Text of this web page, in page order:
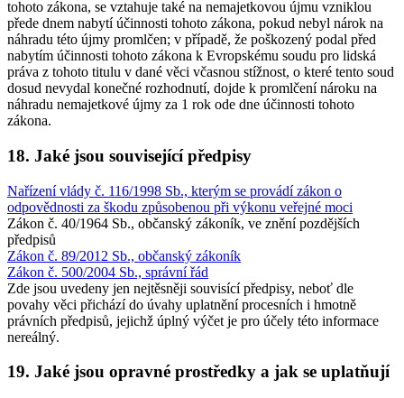
tohoto zákona, se vztahuje také na nemajetkovou újmu vzniklou
přede dnem nabytí účinnosti tohoto zákona, pokud nebyl nárok na
náhradu této újmy promlčen; v případě, že poškozený podal před
nabytím účinnosti tohoto zákona k Evropskému soudu pro lidská
práva z tohoto titulu v dané věci včasnou stížnost, o které tento soud
dosud nevydal konečné rozhodnutí, dojde k promlčení nároku na
náhradu nemajetkové újmy za 1 rok ode dne účinnosti tohoto
zákona.
18. Jaké jsou související předpisy
Nařízení vlády č. 116/1998 Sb., kterým se provádí zákon o
odpovědnosti za škodu způsobenou při výkonu veřejné moci
Zákon č. 40/1964 Sb., občanský zákoník, ve znění pozdějších
předpisů
Zákon č. 89/2012 Sb., občanský zákoník
Zákon č. 500/2004 Sb., správní řád
Zde jsou uvedeny jen nejtěsněji souvisící předpisy, neboť dle
povahy věci přichází do úvahy uplatnění procesních i hmotně
právních předpisů, jejichž úplný výčet je pro účely této informace
nereálný.
19. Jaké jsou opravné prostředky a jak se uplatňují